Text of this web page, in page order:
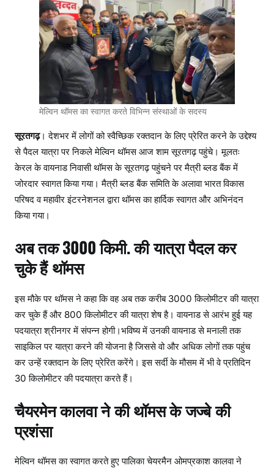
b
o
o
A
p
p
a
m
मेल्विन थॉमस का स्वागत करते विभिन्न संस्थाओं के सदस्य
सूरतगढ़। देशभर में लोगों को स्वैच्छिक रक्तदान के लिए प्रेरित करने के उद्देश्य
से पैदल यात्रा पर निकले मेल्विन थॉमस आज शाम सूरतगढ़ पहुंचे। मूलतः
केरल के वायनाड निवासी थॉमस के सूरतगढ़ पहुंचने पर मैत्री ब्लड बैंक में
जोरदार स्वागत किया गया। मैत्री ब्लड बैंक समिति के अलावा भारत विकास
परिषद व महावीर इंटरनेशनल द्वारा थॉमस का हार्दिक स्वागत और अभिनंदन
किया गया।
अब तक 3000 किमी. की यात्रा पैदल कर
चुके हैं थॉमस
इस मौके पर थॉमस ने कहा कि वह अब तक करीब 3000 किलोमीटर की यात्रा
कर चुके हैं और 800 किलोमीटर की यात्रा शेष है। वायनाड से आरंभ हुई यह
पदयात्रा श्रीनगर में संपन्न होगी।भविष्य में उनकी वायनाड से मनाली तक
साइकिल पर यात्रा करने की योजना है जिससे वो और अधिक लोगों तक पहुंच
कर उन्हें रक्तदान के लिए प्रेरित करेंगे। इस सर्दी के मौसम में भी वे प्रतिदिन
30 किलोमीटर की पदयात्रा करते हैं।
चैयरमेन कालवा ने की थॉमस के जज्बे की
प्रशंसा
मेल्विन थॉमस का स्वागत करते हुए पालिका चेयरमैन ओमप्रकाश कालवा ने